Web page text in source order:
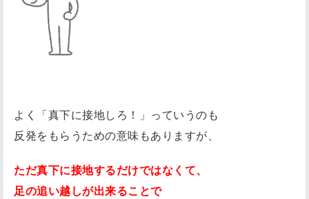
よく「真下に接地しろ！」っていうのも
反発をもらうための意味もありますが、
ただ真下に接地するだけではなくて、
足の追い越しが出来ることで